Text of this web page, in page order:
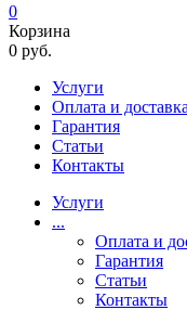
0
Корзина
0 руб.
Услуги
Оплата и доставка
Гарантия
Статьи
Контакты
Услуги
...
Оплата и
Гарантия
Статьи
Контакты